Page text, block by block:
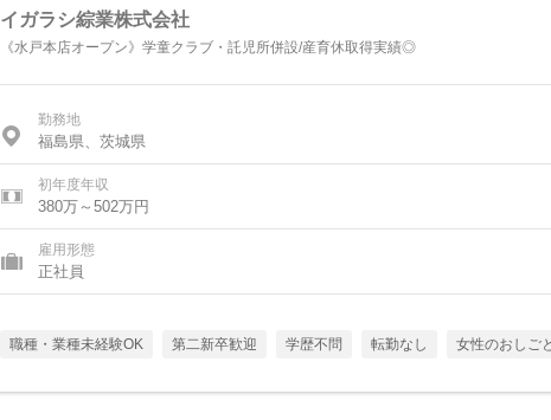
イガラシ綜業株式会社
《水戸本店オープン》学童クラブ・託児所併設/産育休取得実績◎
勤務地
福島県、茨城県
初年度年収
380万～502万円
雇用形態
正社員
職種・業種未経験OK 第二新卒歓迎 学歴不問 転勤なし 女性のおしご